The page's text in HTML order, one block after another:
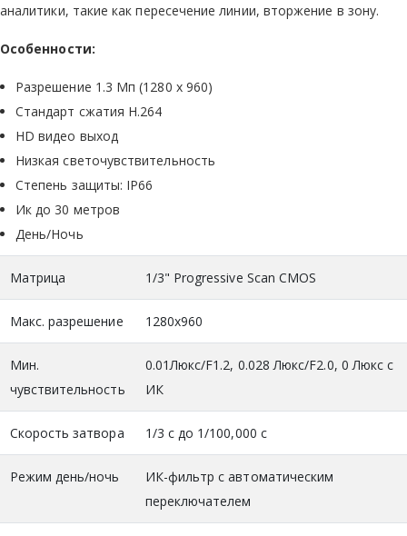
аналитики, такие как пересечение линии, вторжение в зону.
Особенности:
Разрешение 1.3 Мп (1280 x 960)
Стандарт сжатия H.264
HD видео выход
Низкая светочувствительность
Степень защиты: IP66
Ик до 30 метров
День/Ночь
Матрица 1/3" Progressive Scan CMOS
Макс. разрешение 1280x960
Мин.
чувствительность
0.01Люкс/F1.2, 0.028 Люкс/F2.0, 0 Люкс с
ИК
Скорость затвора 1/3 с до 1/100,000 с
Режим день/ночь
ИК-фильтр с автоматическим
переключателем